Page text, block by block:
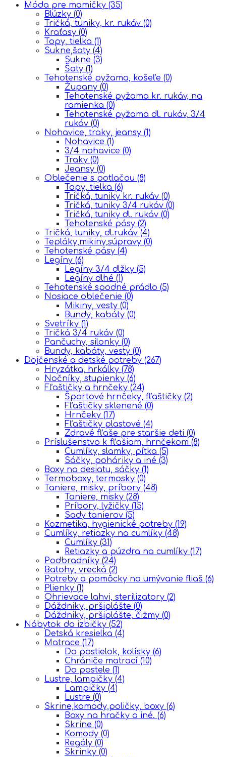
Móda pre mamičky (35)
Blúzky (0)
Tričká, tuniky, kr. rukáv (0)
Kraťasy (0)
Topy, tielka (1)
Sukne,šaty (4)
Sukne (3)
Šaty (1)
Tehotenské pyžama, košeľe (0)
Župany (0)
Tehotenské pyžama kr. rukáv, na
ramienka (0)
Tehotenské pyžama dl. rukáv, 3/4
rukáv (0)
Nohavice, traky, jeansy (1)
Nohavice (1)
3/4 nohavice (0)
Traky (0)
Jeansy (0)
Oblečenie s potlačou (8)
Topy, tielka (6)
Tričká, tuniky kr. rukáv (0)
Tričká, tuniky 3/4 rukáv (0)
Tričká, tuniky dl. rukáv (0)
Tehotenské pásy (2)
Tričká, tuniky, dl.rukáv (4)
Tepláky,mikiny,súpravy (0)
Tehotenské pásy (4)
Legíny (6)
Legíny 3/4 dlžky (5)
Legíny dlhé (1)
Tehotenské spodné prádlo (5)
Nosiace oblečenie (0)
Mikiny, vesty (0)
Bundy, kabáty (0)
Svetríky (1)
Tričká 3/4 rukáv (0)
Pančuchy, silonky (0)
Bundy, kabáty, vesty (0)
Dojčenské a detské potreby (267)
Hryzátka, hrkálky (78)
Nočníky, stupienky (6)
Fľaštičky a hrnčeky (24)
Športové hrnčeky, fľaštičky (2)
Fľaštičky sklenené (0)
Hrnčeky (17)
Fľaštičky plastové (4)
Zdravé fľaše pre staršie deti (0)
Príslušenstvo k fľašiam, hrnčekom (8)
Cumlíky, slamky, pítka (5)
Sáčky, poháriky a iné (3)
Boxy na desiatu, sáčky (1)
Termoboxy, termosky (0)
Taniere, misky, príbory (48)
Taniere, misky (28)
Príbory, lyžičky (15)
Sady tanierov (5)
Kozmetika, hygienické potreby (19)
Cumlíky, retiazky na cumlíky (48)
Cumlíky (31)
Retiazky a púzdra na cumlíky (17)
Podbradníky (24)
Batohy, vrecká (2)
Potreby a pomôcky na umývanie fliaš (6)
Plienky (1)
Ohrievace lahvi, sterilizatory (2)
Dáždniky, pršiplášte (0)
Dáždniky, pršiplášte, čižmy (0)
Nábytok do izbičky (52)
Detská kresielka (4)
Matrace (17)
Do postielok, kolísky (6)
Chrániče matrací (10)
Do postele (1)
Lustre, lampičky (4)
Lampičky (4)
Lustre (0)
Skrine,komody,poličky, boxy (6)
Boxy na hračky a iné. (6)
Skrine (0)
Komody (0)
Regály (0)
Skrinky (0)